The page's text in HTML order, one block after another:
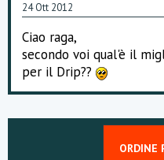
n
24 Ott 2012
Ciao raga,
secondo voi qual'è il
per il Drip??
ORDINE